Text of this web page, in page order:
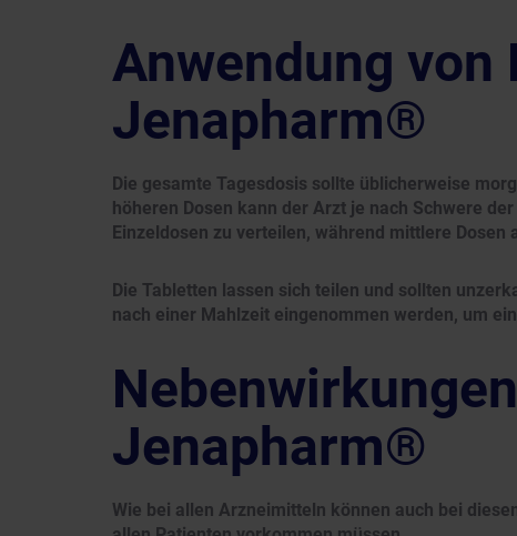
Anwendung von
Jenapharm®
Die gesamte Tagesdosis sollte üblicherweise
höheren Dosen kann der Arzt je nach Schwere
Einzeldosen zu verteilen, während mittlere
Die Tabletten lassen sich teilen und sollten
nach einer Mahlzeit eingenommen werden, um
Jenapharm®
Wie bei allen Arzneimitteln können auch bei